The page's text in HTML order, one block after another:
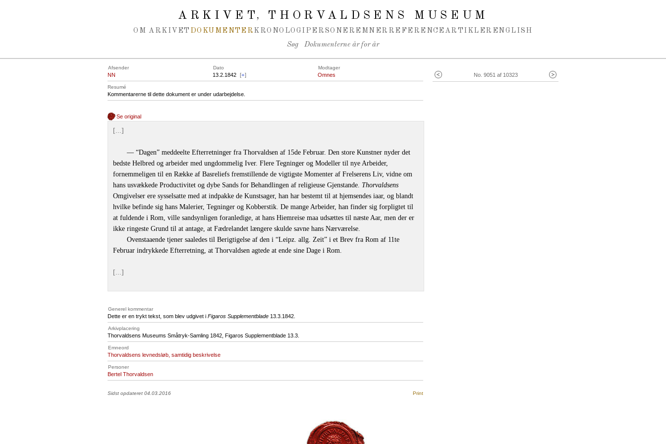
ARKIVET, THORVALDSENS MUSEUM
OM ARKIVET DOKUMENTER KRONOLOGI PERSONER EMNER REFERENCEARTIKLER ENGLISH
Søg Dokumenterne år for år
No. 9051 af 10323
Afsender Dato Modtager
NN 13.2.1842 [+] Omnes
Resumé
Kommentarerne til dette dokument er under udarbejdelse.
Se original
[...]
— “Dagen” meddeelte Efterretninger fra Thorvaldsen af 15de Februar. Den store Kunstner nyder det
bedste Helbred og arbeider med ungdommelig Iver. Flere Tegninger og Modeller til nye Arbeider,
fornemmeligen til en Række af Basreliefs fremstillende de vigtigste Momenter af Frelserens Liv, vidne om
hans usvækkede Productivitet og dybe Sands for Behandlingen af religieuse Gjenstande. Thorvaldsens
Omgivelser ere sysselsatte med at indpakke de Kunstsager, han har bestemt til at hjemsendes iaar, og blandt
hvilke befinde sig hans Malerier, Tegninger og Kobberstik. De mange Arbeider, han finder sig forpligtet til
at fuldende i Rom, ville sandsynligen foranledige, at hans Hiemreise maa udsættes til næste Aar, men der er
ikke ringeste Grund til at antage, at Fædrelandet længere skulde savne hans Nærværelse.
Ovenstaaende tjener saaledes til Berigtigelse af den i “Leipz. allg. Zeit” i et Brev fra Rom af 11te
Februar indrykkede Efterretning, at Thorvaldsen agtede at ende sine Dage i Rom.
[...]
Generel kommentar
Dette er en trykt tekst, som blev udgivet i Figaros Supplementblade 13.3.1842.
Arkivplacering
Thorvaldsens Museums Småtryk-Samling 1842, Figaros Supplementblade 13.3.
Emneord
Thorvaldsens levnedsløb, samtidig beskrivelse
Personer
Bertel Thorvaldsen
Sidst opdateret 04.03.2016 Print